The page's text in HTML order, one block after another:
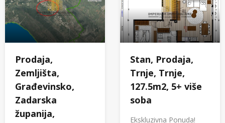
Prodaja,
Zemljišta,
Građevinsko,
Zadarska
županija,
Stan, Prodaja,
Trnje, Trnje,
127.5m2, 5+ više
soba
Ekskluzivna Ponuda!